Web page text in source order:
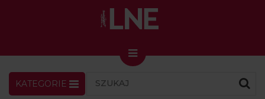
LNENEWS
KATEGORIE